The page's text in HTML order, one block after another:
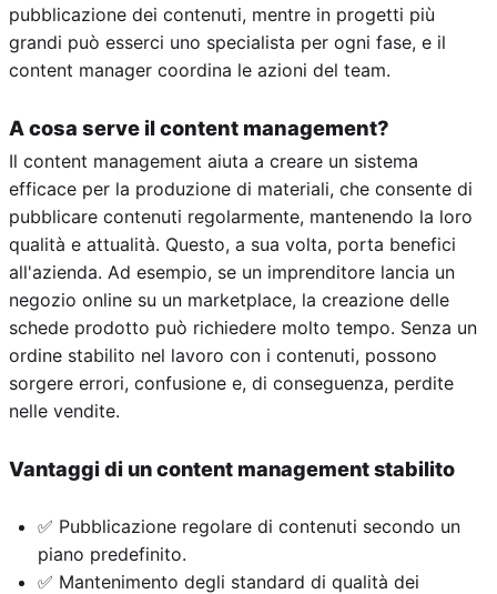
pubblicazione dei contenuti, mentre in progetti più
grandi può esserci uno specialista per ogni fase, e il
content manager coordina le azioni del team.
A cosa serve il content management?
Il content management aiuta a creare un sistema
efficace per la produzione di materiali, che consente di
pubblicare contenuti regolarmente, mantenendo la loro
qualità e attualità. Questo, a sua volta, porta benefici
all'azienda. Ad esempio, se un imprenditore lancia un
negozio online su un marketplace, la creazione delle
schede prodotto può richiedere molto tempo. Senza un
ordine stabilito nel lavoro con i contenuti, possono
sorgere errori, confusione e, di conseguenza, perdite
nelle vendite.
Vantaggi di un content management stabilito
✅ Pubblicazione regolare di contenuti secondo un
piano predefinito.
✅ Mantenimento degli standard di qualità dei